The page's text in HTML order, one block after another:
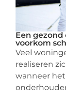
Een
voorkom
Veel
realiseren
wanneer